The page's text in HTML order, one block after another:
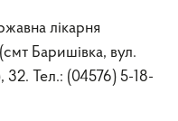
лікарня
Баришівка, вул.
32. Тел.: (04576) 5-18-